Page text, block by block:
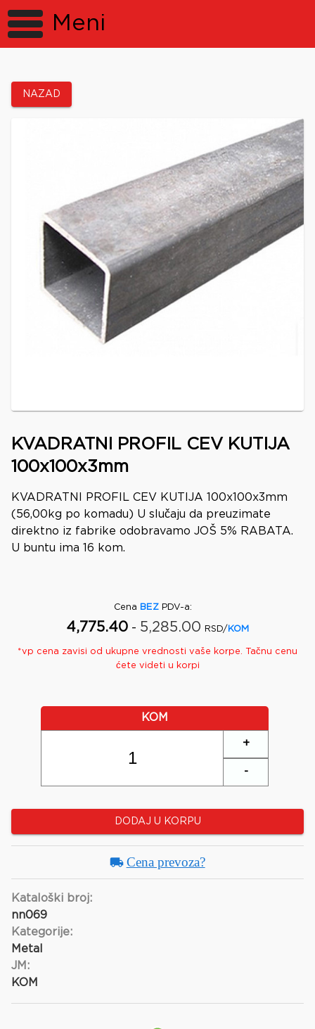
Meni
NAZAD
KVADRATNI PROFIL CEV KUTIJA
100x100x3mm
KVADRATNI PROFIL CEV KUTIJA 100x100x3mm
(56,00kg po komadu) U slučaju da preuzimate
direktno iz fabrike odobravamo JOŠ 5% RABATA.
U buntu ima 16 kom.
Cena BEZ PDV-a:
4,775.40 - 5,285.00 RSD/ KOM
*vp cena zavisi od ukupne vrednosti vaše korpe. Tačnu cenu
ćete videti u korpi
KOM
+
-
DODAJ U KORPU
Cena prevoza?
Kataloški broj:
nn069
Kategorije:
Metal
JM:
KOM